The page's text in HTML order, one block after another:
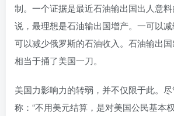
制。一个证据是最近石油输出国出人意
说，最理想是石油输出国增产。一可以
可以减少俄罗斯的石油收入。石油输出国
相当于捅了美国一刀。
美国力影响力的转弱，并不仅限于此。
称：“不用美元结算，是对美国公民基本